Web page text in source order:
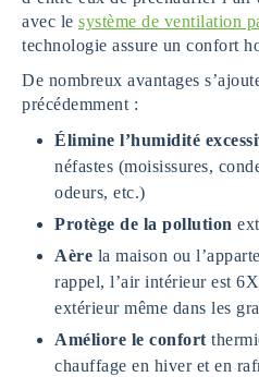
avec le système de ventilation
technologie assure un confort
De nombreux avantages
précédemment :
Élimine l’humidité
néfastes (moisissures,
odeurs, etc.)
Protège de la pollution
Aère la maison ou
rappel, l’air intérieur est
extérieur même dans les
Améliore le confort
chauffage en hiver et en